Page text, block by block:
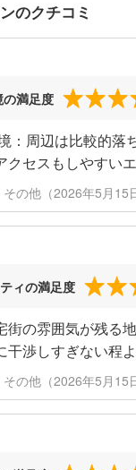
のクチコミ
満足度
：周辺は比較的落
クセスもしやすい
その他（2026年5月15
ィの満足度
街の雰囲気が残る
干渉しすぎない程
その他（2026年5月15